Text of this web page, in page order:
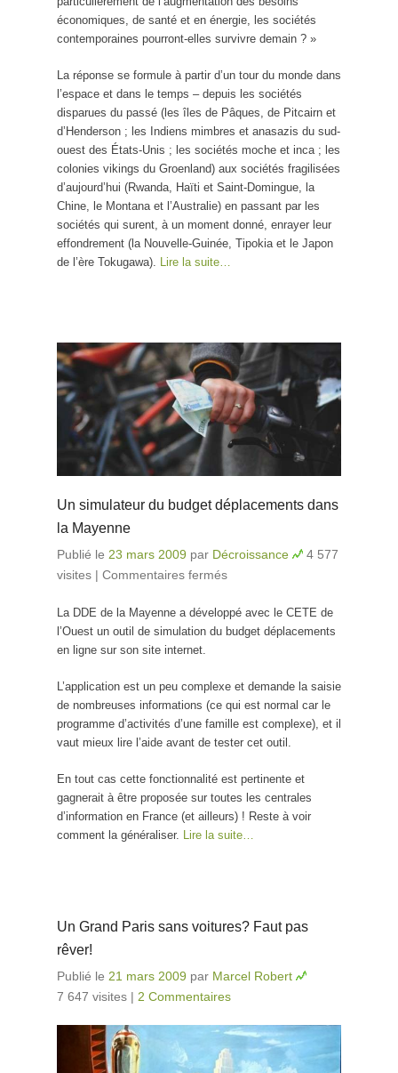
économiques, de santé et en énergie, les sociétés
contemporaines pourront-elles survivre demain ? »
La réponse se formule à partir d’un tour du monde dans
l’espace et dans le temps – depuis les sociétés
disparues du passé (les îles de Pâques, de Pitcairn et
d’Henderson ; les Indiens mimbres et anasazis du sud-
ouest des États-Unis ; les sociétés moche et inca ; les
colonies vikings du Groenland) aux sociétés fragilisées
d’aujourd’hui (Rwanda, Haïti et Saint-Domingue, la
Chine, le Montana et l’Australie) en passant par les
sociétés qui surent, à un moment donné, enrayer leur
effondrement (la Nouvelle-Guinée, Tipokia et le Japon
de l’ère Tokugawa). Lire la suite…
Un simulateur du budget déplacements dans
la Mayenne
Publié le 23 mars 2009 par Décroissance
4 577
visites | Commentaires fermés
dans la Mayenne
La DDE de la Mayenne a développé avec le CETE de
l’Ouest un outil de simulation du budget déplacements
en ligne sur son site internet.
L’application est un peu complexe et demande la saisie
de nombreuses informations (ce qui est normal car le
programme d’activités d’une famille est complexe), et il
vaut mieux lire l’aide avant de tester cet outil.
En tout cas cette fonctionnalité est pertinente et
gagnerait à être proposée sur toutes les centrales
d’information en France (et ailleurs) ! Reste à voir
comment la généraliser. Lire la suite…
Un Grand Paris sans voitures? Faut pas
rêver!
Publié le 21 mars 2009 par Marcel Robert
7 647 visites | 2 Commentaires